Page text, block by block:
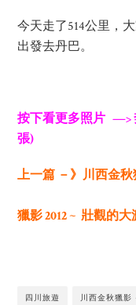
今天走了514公里，
出發去丹巴。
按下看更多照片 —>
張)
上一篇 －》川西金秋
獵影 2012 ~ 壯觀的大
四川旅遊 川西金秋獵影